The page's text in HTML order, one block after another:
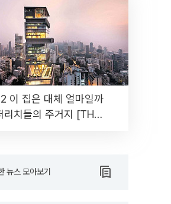
이 집은 대체 얼마일까
리치들의 주거지 [THE
뉴스 모아보기